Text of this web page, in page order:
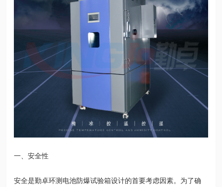
一、安全性
安全是勤卓环测电池防爆试验箱设计的首要考虑因素。为了确